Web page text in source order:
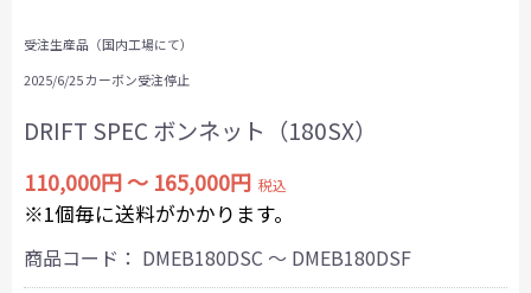
受注生産品（国内工場にて）
2025/6/25 カーボン受注停止
DRIFT SPEC ボンネット（180SX）
110,000円 ～ 165,000円 税込
※1個毎に送料がかかります。
商品コード： DMEB180DSC ～ DMEB180DSF